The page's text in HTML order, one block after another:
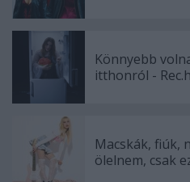
Könnyebb
itthonról -
Macskák, fiúk,
ölelnem, csak